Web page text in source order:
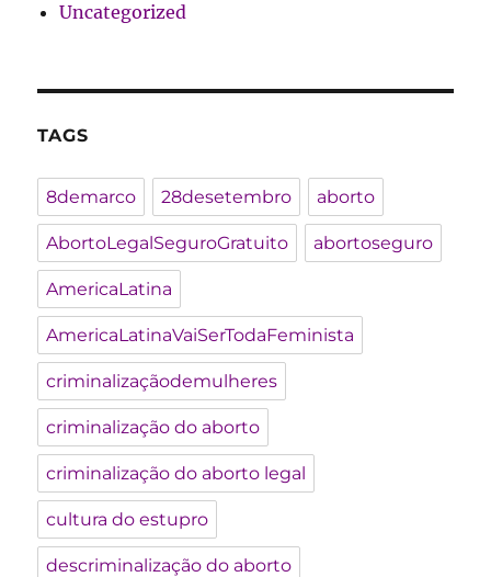
Uncategorized
TAGS
8demarco 28desetembro aborto
AbortoLegalSeguroGratuito abortoseguro
AmericaLatina
AmericaLatinaVaiSerTodaFeminista
criminalizaçãodemulheres
criminalização do aborto
criminalização do aborto legal
cultura do estupro
descriminalização do aborto